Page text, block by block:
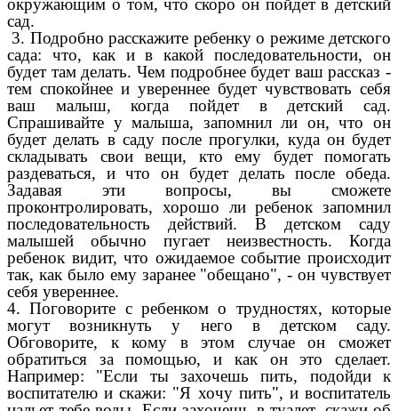
окружающим о том, что скоро он пойдет в детский
сад.
3. Подробно расскажите ребенку о режиме детского
сада: что, как и в какой последовательности, он
будет там делать. Чем подробнее будет ваш рассказ -
тем спокойнее и увереннее будет чувствовать себя
ваш малыш, когда пойдет в детский сад.
Спрашивайте у малыша, запомнил ли он, что он
будет делать в саду после прогулки, куда он будет
складывать свои вещи, кто ему будет помогать
раздеваться, и что он будет делать после обеда.
Задавая эти вопросы, вы сможете
проконтролировать, хорошо ли ребенок запомнил
последовательность действий. В детском саду
малышей обычно пугает неизвестность. Когда
ребенок видит, что ожидаемое событие происходит
так, как было ему заранее "обещано", - он чувствует
себя увереннее.
4. Поговорите с ребенком о трудностях, которые
могут возникнуть у него в детском саду.
Обговорите, к кому в этом случае он сможет
обратиться за помощью, и как он это сделает.
Например: "Если ты захочешь пить, подойди к
воспитателю и скажи: "Я хочу пить", и воспитатель